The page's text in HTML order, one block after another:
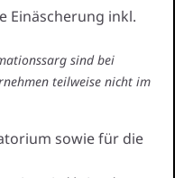
Einäscherung inkl.
sind bei
teilweise nicht im
sowie für die